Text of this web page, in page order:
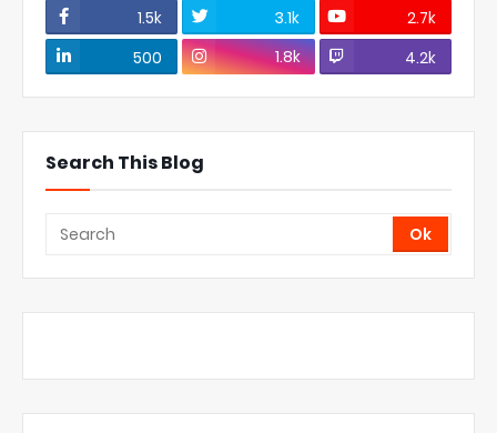
1.5k 3.1k
2.7k
500
1.8k 4.2k
Search This Blog